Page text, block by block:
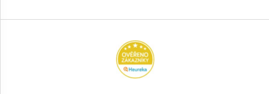
á